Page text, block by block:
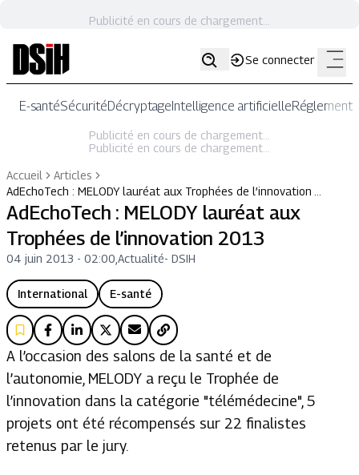
Publicité en cours de chargement...
Se connecter
E-santéSécuritéDécryptageIntelligence artificielle
Publicité en cours de chargement...
Publicité en cours de chargement...
Accueil
Articles
AdEchoTech : MELODY lauréat aux Trophées de l’innovation …
AdEchoTech : MELODY lauréat aux
Trophées de l’innovation 2013
04 juin 2013 - 02:00 Actualité- DSIH
International E-santé
A l’occasion des salons de la santé et de
l’autonomie, MELODY a reçu le Trophée de
l’innovation dans la catégorie "télémédecine", 5
projets ont été récompensés sur 22 finalistes
retenus par le jury.